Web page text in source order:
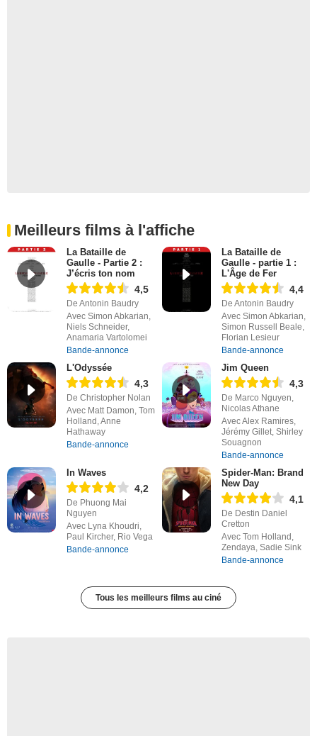
Meilleurs films à l'affiche
La Bataille de
Gaulle - Partie 2 :
J’écris ton nom
4,5
De Antonin Baudry
Avec Simon Abkarian,
Niels Schneider,
Anamaria Vartolomei
Bande-annonce
La Bataille de
Gaulle - partie 1 :
L'Âge de Fer
4,4
De Antonin Baudry
Avec Simon Abkarian,
Simon Russell Beale,
Florian Lesieur
Bande-annonce
L'Odyssée
4,3
De Christopher Nolan
Avec Matt Damon, Tom
Holland, Anne
Hathaway
Bande-annonce
Jim Queen
4,3
De Marco Nguyen,
Nicolas Athane
Avec Alex Ramires,
Jérémy Gillet, Shirley
Souagnon
Bande-annonce
In Waves
4,2
De Phuong Mai
Nguyen
Avec Lyna Khoudri,
Paul Kircher, Rio Vega
Bande-annonce
Spider-Man: Brand
New Day
4,1
De Destin Daniel
Cretton
Avec Tom Holland,
Zendaya, Sadie Sink
Bande-annonce
Tous les meilleurs films au ciné